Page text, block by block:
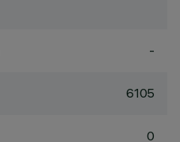
-
6105
0